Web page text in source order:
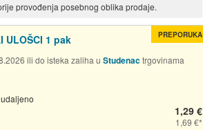
provođenja posebnog oblika prodaje.
ULOŠCI 1 pak
ili do isteka zaliha u Studenactrgovinama
udaljeno
1,29 €
1,69 €
PREPORUKA